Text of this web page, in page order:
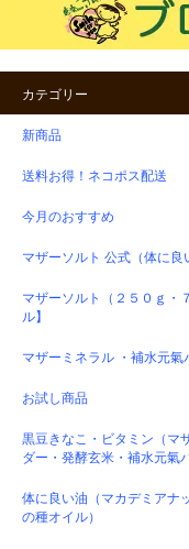
カテゴリー
新商品
送料お得！ネコポス配送
今月のおすすめ
マザーソルト 公式（体に良
マザーソルト（２５０ｇ・
ル】
マザーミネラル ・補水元氣
お試し商品
黒豆きなこ・ビタミン（マ
ダー・発酵玄米・補水元氣
体に良い油（マカデミアナ
の種オイル）